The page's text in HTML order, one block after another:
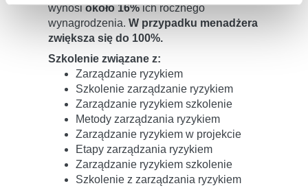
wynosiokoło 16%ich rocznego
wynagrodzenia. W przypadku menadżera
zwiększa się do 100%.
Szkolenie związane z:
Zarządzanie ryzykiem
Szkolenie zarządzanie ryzykiem
Zarządzanie ryzykiem szkolenie
Metody zarządzania ryzykiem
Zarządzanie ryzykiem w projekcie
Etapy zarządzania ryzykiem
Zarządzanie ryzykiem szkolenie
Szkolenie z zarządzania ryzykiem